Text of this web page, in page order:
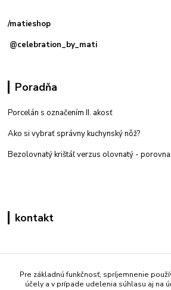
/matieshop
@celebration_by_mati
Poradňa
Porcelán s označením II. akosť
Ako si vybrať správny kuchynský nôž?
Bezolovnatý krištáľ verzus olovnatý -
kontakt
+421 908 861 051
(Po - Pia 7:30-15:30)
Pre základnú funkčnosť, spríjemnenie
účely a v prípade udelenia súhlasu aj na